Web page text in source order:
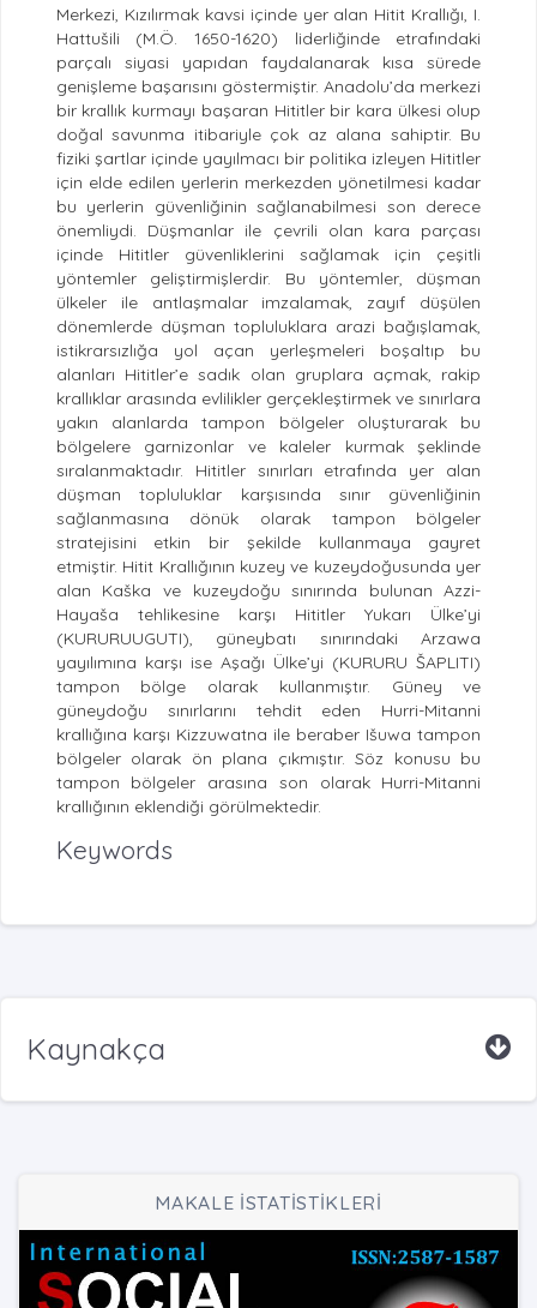
Merkezi, Kızılırmak kavsi içinde yer alan Hitit Krallığı, I.
Hattušili (M.Ö. 1650-1620) liderliğinde etrafındaki
parçalı siyasi yapıdan faydalanarak kısa sürede
genişleme başarısını göstermiştir. Anadolu’da merkezi
bir krallık kurmayı başaran Hititler bir kara ülkesi olup
doğal savunma itibariyle çok az alana sahiptir. Bu
fiziki şartlar içinde yayılmacı bir politika izleyen Hititler
için elde edilen yerlerin merkezden yönetilmesi kadar
bu yerlerin güvenliğinin sağlanabilmesi son derece
önemliydi. Düşmanlar ile çevrili olan kara parçası
içinde Hititler güvenliklerini sağlamak için çeşitli
yöntemler geliştirmişlerdir. Bu yöntemler, düşman
ülkeler ile antlaşmalar imzalamak, zayıf düşülen
dönemlerde düşman topluluklara arazi bağışlamak,
istikrarsızlığa yol açan yerleşmeleri boşaltıp bu
alanları Hititler’e sadık olan gruplara açmak, rakip
krallıklar arasında evlilikler gerçekleştirmek ve sınırlara
yakın alanlarda tampon bölgeler oluşturarak bu
bölgelere garnizonlar ve kaleler kurmak şeklinde
sıralanmaktadır. Hititler sınırları etrafında yer alan
düşman topluluklar karşısında sınır güvenliğinin
sağlanmasına dönük olarak tampon bölgeler
stratejisini etkin bir şekilde kullanmaya gayret
etmiştir. Hitit Krallığının kuzey ve kuzeydoğusunda yer
alan Kaška ve kuzeydoğu sınırında bulunan Azzi-
Hayaša tehlikesine karşı Hititler Yukarı Ülke’yi
(KURURUUGUTI), güneybatı sınırındaki Arzawa
yayılımına karşı ise Aşağı Ülke’yi (KURURU ŠAPLITI)
tampon bölge olarak kullanmıştır. Güney ve
güneydoğu sınırlarını tehdit eden Hurri-Mitanni
krallığına karşı Kizzuwatna ile beraber Išuwa tampon
bölgeler olarak ön plana çıkmıştır. Söz konusu bu
tampon bölgeler arasına son olarak Hurri-Mitanni
krallığının eklendiği görülmektedir.
Keywords
Kaynakça
MAKALE İSTATİSTİKLERİ